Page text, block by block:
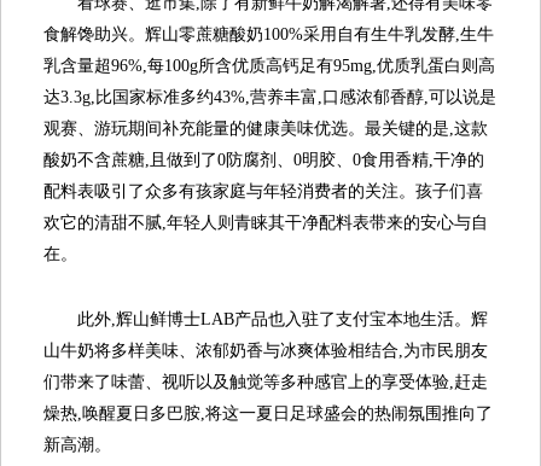
食解馋助兴。辉山零蔗糖酸奶100%采用自有生牛乳发酵,生牛
乳含量超96%,每100g所含优质高钙足有95mg,优质乳蛋白则高
达3.3g,比国家标准多约43%,营养丰富,口感浓郁香醇,可以说是
观赛、游玩期间补充能量的健康美味优选。最关键的是,这款
酸奶不含蔗糖,且做到了0防腐剂、0明胶、0食用香精,干净的
配料表吸引了众多有孩家庭与年轻消费者的关注。孩子们喜
欢它的清甜不腻,年轻人则青睐其干净配料表带来的安心与自
在。
此外,辉山鲜博士LAB产品也入驻了支付宝本地生活。辉
山牛奶将多样美味、浓郁奶香与冰爽体验相结合,为市民朋友
们带来了味蕾、视听以及触觉等多种感官上的享受体验,赶走
燥热,唤醒夏日多巴胺,将这一夏日足球盛会的热闹氛围推向了
新高潮。